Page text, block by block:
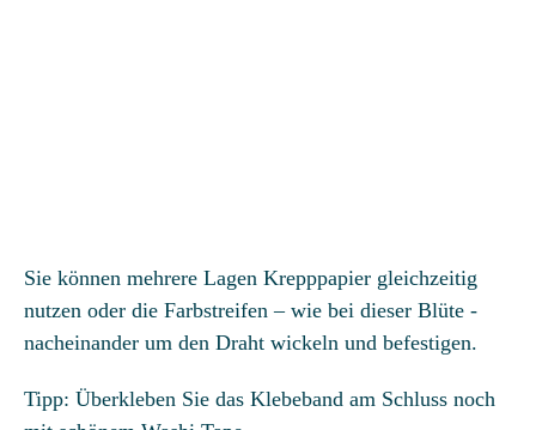
Sie können mehrere Lagen Krepppapier gleichzeitig
nutzen oder die Farbstreifen – wie bei dieser Blüte -
nacheinander um den Draht wickeln und befestigen.
Tipp: Überkleben Sie das Klebeband am Schluss noch
Die Pferde-Schatzsuche „Die Pony-
Spezialeinheit“
Direkt zur Pferde-Schatzsuche
Die Mini-Sommer-Schatzsuche „Piet Pinguin
macht Urlaub“
Direkt zur Sommer-Schatzsuche